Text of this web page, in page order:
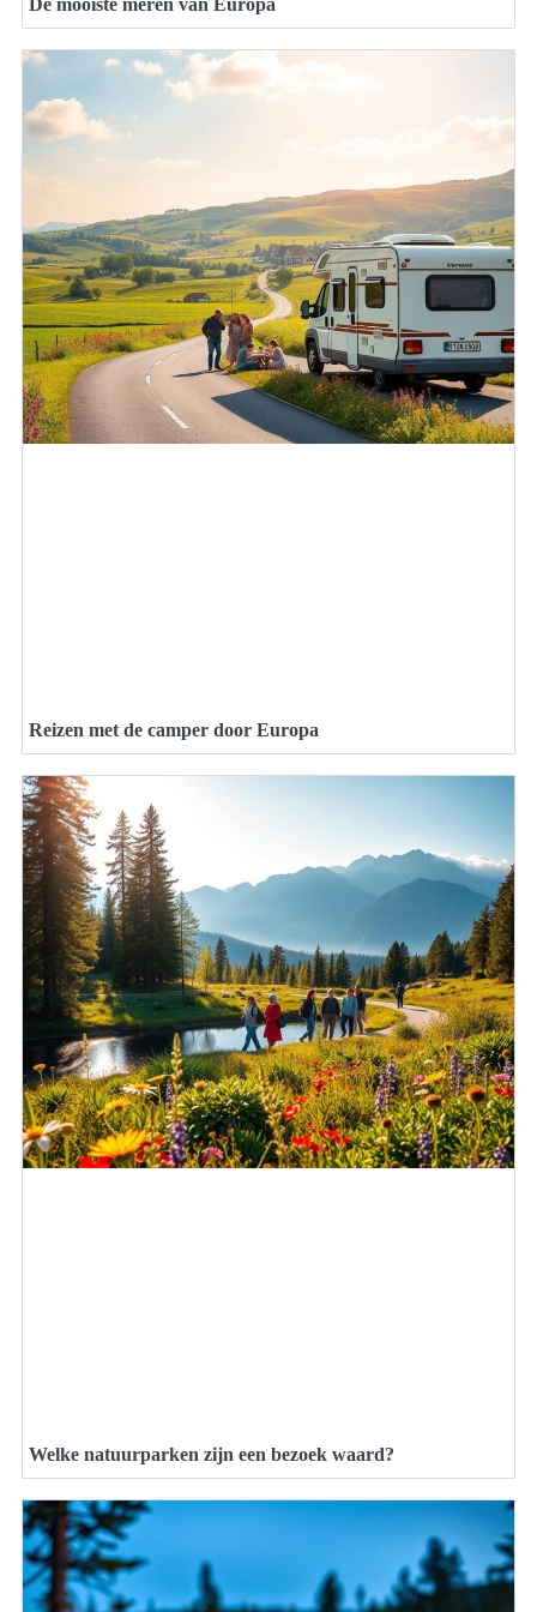
Reizen met de camper door Europa
Welke natuurparken zijn een bezoek waard?